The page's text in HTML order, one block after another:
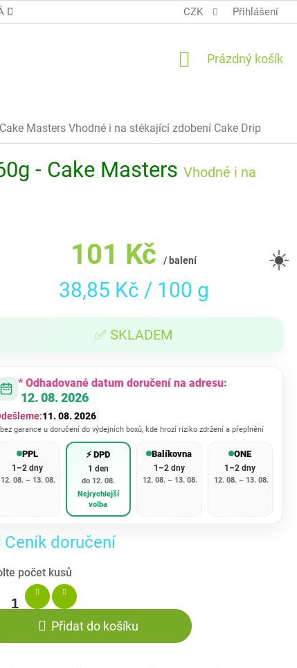
COOL BALÍK OBCHODNÍ PODMÍNKY TERUNKY
CZK Přihlášení
NÁKUPNÍ
Prázdný košík
Masters Vhodné i na stékající zdobení Cake Drip
- Cake Masters Vhodné i na
101 Kč / balení
Měrná
38,85 Kč / 100 g
✅ SKLADEM
☀️
* Odhadované datum doručení na adresu:
12. 08. 2026
11. 08. 2026
garance u doručení do výdejních boxů, kde hrozí riziko zdržení a přeplnění
PPL
1–2 dny
12. 08. – 13. 08.
⚡ DPD
1 den
do 12. 08.
Nejrychlejší
volba
Balíkovna
1–2 dny
12. 08. – 13. 08.
ONE
1–2 dny
12. 08. – 13. 08.
Ceník doručení
Přidat do košíku